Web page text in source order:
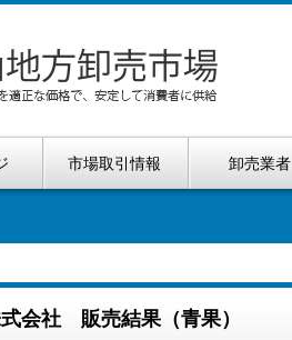
市場取引情報 卸売業者
会社 販売結果（青果）